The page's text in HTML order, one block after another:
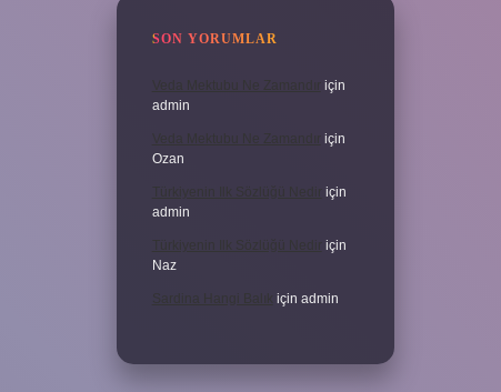
SON YORUMLAR
Veda Mektubu Ne Zamandır için
admin
Veda Mektubu Ne Zamandır için
Ozan
Türkiyenin Ilk Sözlüğü Nedir için
admin
Türkiyenin Ilk Sözlüğü Nedir için
Naz
Sardina Hangi Balık için admin